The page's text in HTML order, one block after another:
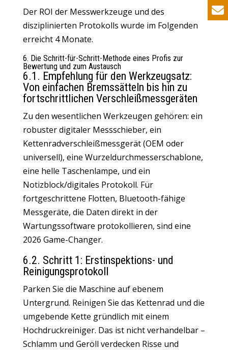
Der ROI der Messwerkzeuge und des
disziplinierten Protokolls wurde im Folgenden
erreicht 4 Monate.
6. Die Schritt-für-Schritt-Methode eines Profis zur
Bewertung und zum Austausch
6.1. Empfehlung für den Werkzeugsatz:
Von einfachen Bremssätteln bis hin zu
fortschrittlichen Verschleißmessgeräten
Zu den wesentlichen Werkzeugen gehören: ein
robuster digitaler Messschieber, ein
Kettenradverschleißmessgerät (OEM oder
universell), eine Wurzeldurchmesserschablone,
eine helle Taschenlampe, und ein
Notizblock/digitales Protokoll. Für
fortgeschrittene Flotten, Bluetooth-fähige
Messgeräte, die Daten direkt in der
Wartungssoftware protokollieren, sind eine
2026 Game-Changer.
6.2. Schritt 1: Erstinspektions- und
Reinigungsprotokoll
Parken Sie die Maschine auf ebenem
Untergrund. Reinigen Sie das Kettenrad und die
umgebende Kette gründlich mit einem
Hochdruckreiniger. Das ist nicht verhandelbar –
Schlamm und Geröll verdecken Risse und